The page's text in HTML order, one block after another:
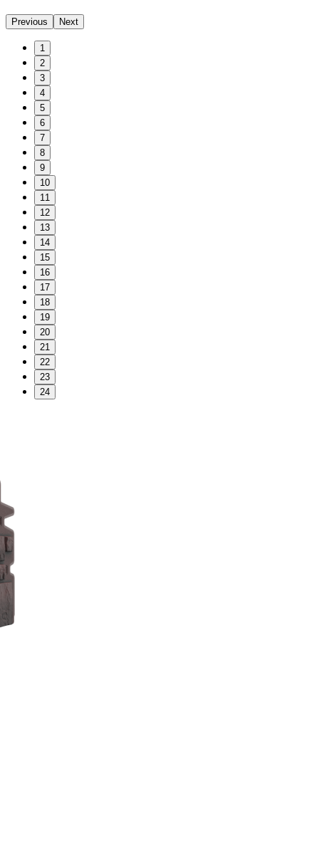
Previous Next
1
2
3
4
5
6
7
8
9
10
11
12
13
14
15
16
17
18
19
20
21
22
23
24